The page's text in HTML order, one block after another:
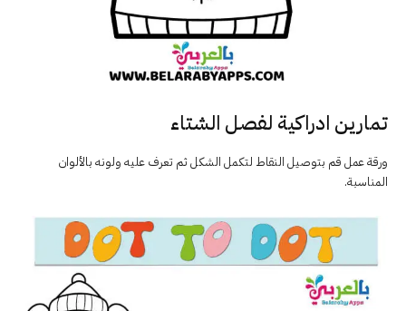
تمارين ادراكية لفصل الشتاء
ورقة عمل قم بتوصيل النقاط لتكمل الشكل ثم تعرف عليه ولونه بالألوان
المناسبة.